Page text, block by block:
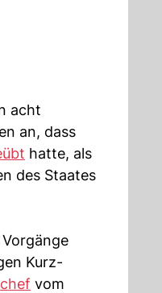
acht
an, dass
hatte, als
des Staates
Kurz-
vom